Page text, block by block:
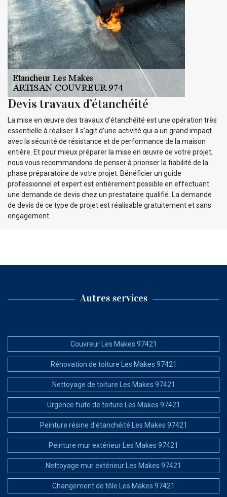
Devis travaux d’étanchéité
La mise en œuvre des travaux d’étanchéité est une opération très
essentielle à réaliser. Il s’agit d’une activité qui a un grand impact
avec la sécurité de résistance et de performance de la maison
entière. Et pour mieux préparer la mise en œuvre de votre projet,
nous vous recommandons de penser à prioriser la fiabilité de la
phase préparatoire de votre projet. Bénéficier un guide
professionnel et expert est entièrement possible en effectuant
une demande de devis chez un prestataire qualifié. La demande
de devis de ce type de projet est réalisable gratuitement et sans
engagement.
Autres services
Couvreur Les Makes 97421
Rénovation de toiture Les Makes 97421
Nettoyage de toiture Les Makes 97421
Urgence fuite de toiture Les Makes 97421
Peinture résine d'étanchéité Les Makes 97421
Peinture mur extérieur Les Makes 97421
Nettoyage mur extérieur Les Makes 97421
Changement de tôle Les Makes 97421